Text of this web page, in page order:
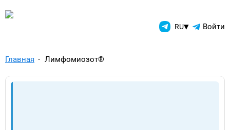
TelegramAds.com — RU▾ Войти
Главная Лимфомиозот®